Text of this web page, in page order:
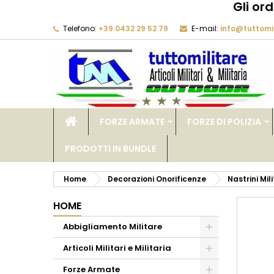
Gli
Telefono: +39.0432 29 52 79 E-mail:
FORZE ARMATE FORZE DI POLIZIA
PRODOTTI IN BUNDLE
Home Decorazioni Onorificenze Nastrini
HOME
Abbigliamento Militare
Articoli Militari e Militaria
Forze Armate